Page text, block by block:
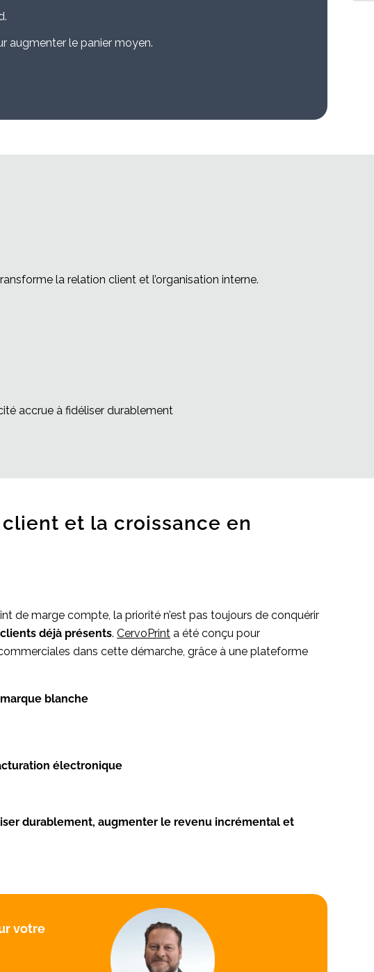
augmenter le panier moyen.
la relation client et l’organisation interne.
accrue à fidéliser durablement
et la croissance en
de marge compte, la priorité n’est pas toujours de conquérir
déjà présents.CervoPrint a été conçu pour
dans cette démarche, grâce à une plateforme
blanche
électronique
durablement, augmenter le revenu incrémental et
votre